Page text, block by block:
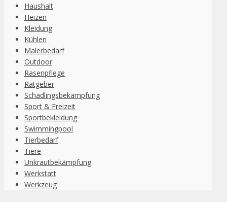
Haushalt
Heizen
Kleidung
Kühlen
Malerbedarf
Outdoor
Rasenpflege
Ratgeber
Schädlingsbekämpfung
Sport & Freizeit
Sportbekleidung
Swimmingpool
Tierbedarf
Tiere
Unkrautbekämpfung
Werkstatt
Werkzeug